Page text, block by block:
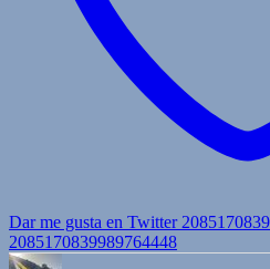
Dar me gusta en Twitter
2085170839989764448